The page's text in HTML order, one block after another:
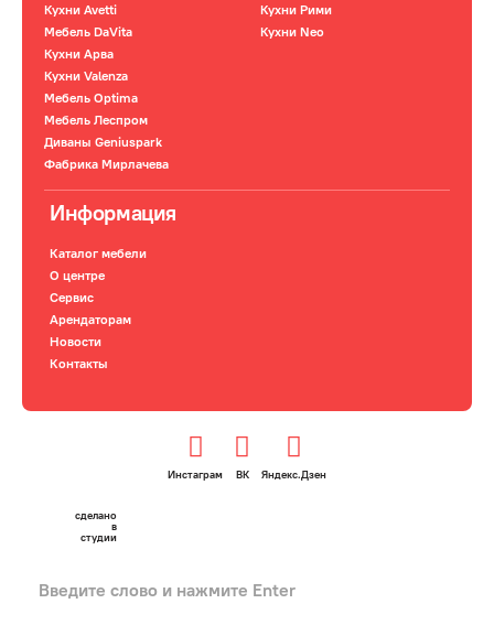
Кухни Avetti
Мебель DaVita
Кухни Рими
Кухни Neo
Кухни Арва
Кухни Valenza
Мебель Optima
Мебель Леспром
Диваны Geniuspark
Фабрика Мирлачева
Информация
Каталог мебели
О центре
Сервис
Арендаторам
Новости
Контакты
Инстаграм ВК Яндекс.Дзен
сделано
в
студии